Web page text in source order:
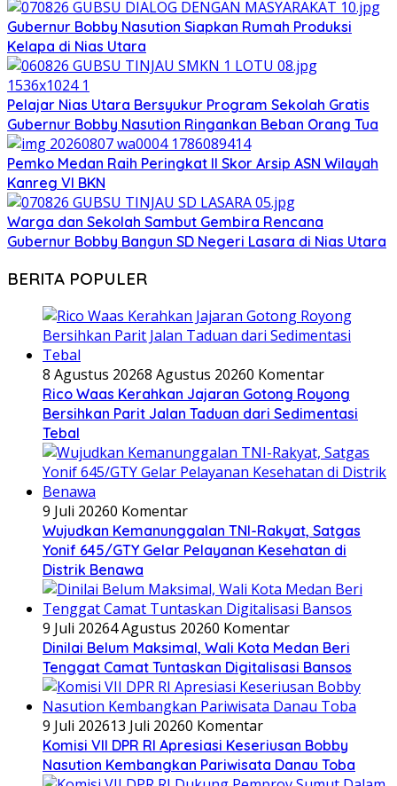
Gubernur Bobby Nasution Siapkan Rumah Produksi
Kelapa di Nias Utara
Pelajar Nias Utara Bersyukur Program Sekolah Gratis
Gubernur Bobby Nasution Ringankan Beban Orang Tua
Pemko Medan Raih Peringkat II Skor Arsip ASN Wilayah
Kanreg VI BKN
Warga dan Sekolah Sambut Gembira Rencana
Gubernur Bobby Bangun SD Negeri Lasara di Nias Utara
BERITA POPULER
8 Agustus 20268 Agustus 20260 Komentar
Rico Waas Kerahkan Jajaran Gotong Royong
Bersihkan Parit Jalan Taduan dari Sedimentasi
Tebal
9 Juli 20260 Komentar
Wujudkan Kemanunggalan TNI-Rakyat, Satgas
Yonif 645/GTY Gelar Pelayanan Kesehatan di
Distrik Benawa
9 Juli 20264 Agustus 20260 Komentar
Dinilai Belum Maksimal, Wali Kota Medan Beri
Tenggat Camat Tuntaskan Digitalisasi Bansos
9 Juli 202613 Juli 20260 Komentar
Komisi VII DPR RI Apresiasi Keseriusan Bobby
Nasution Kembangkan Pariwisata Danau Toba